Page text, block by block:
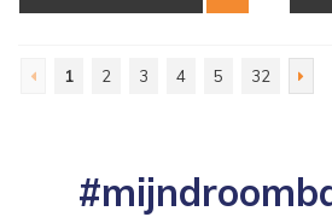
1 2 3 4 5 32